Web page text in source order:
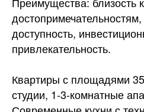
доступность,
привлекательность.
Квартиры с площадями
студии, 1-3-комнатные